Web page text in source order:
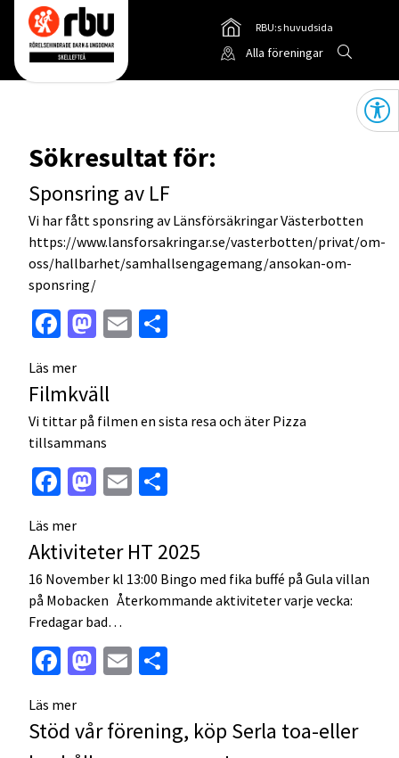
Gå till RBUs startsida
Gå till RBU:s huvudsida
Alla föreningar
Sökresultat för:
Sponsring av LF
Vi har fått sponsring av Länsförsäkringar Västerbotten
https://www.lansforsakringar.se/vasterbotten/privat/om-
oss/hallbarhet/samhallsengagemang/ansokan-om-
sponsring/
Facebook
Mastodon
Email
Läs mer
Filmkväll
Vi tittar på filmen en sista resa och äter Pizza
tillsammans
Facebook
Mastodon
Email
Läs mer
Aktiviteter HT 2025
16 November kl 13:00 Bingo med fika buffé på Gula villan
på Mobacken Återkommande aktiviteter varje vecka:
Fredagar bad…
Facebook
Mastodon
Email
Läs mer
Stöd vår förening, köp Serla toa-eller